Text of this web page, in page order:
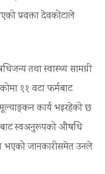
प्रवक्ता देवकोटाले
तथा स्वास्थ्य सामग्री
११ वटा फर्मबाट
कार्य भइरहेको छ
स्वअनुरूपको औषधि
भएको जानकारीसमेत उनले